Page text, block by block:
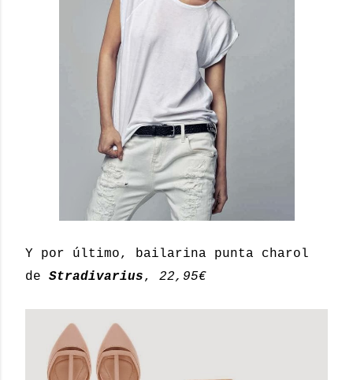
Y por último, bailarina punta charol
de Stradivarius, 22,95€